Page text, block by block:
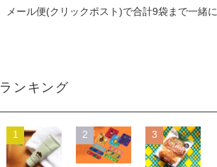
メール便(クリックポスト)で合計9袋まで一緒
ランキング
1 2 3